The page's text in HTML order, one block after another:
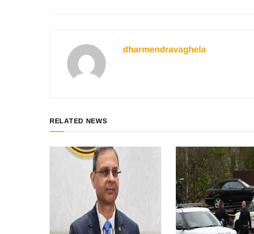
dharmendravaghela
RELATED NEWS